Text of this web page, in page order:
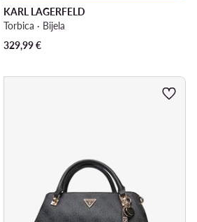
KARL LAGERFELD
Torbica · Bijela
329,99€